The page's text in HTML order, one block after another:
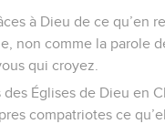
à Dieu de ce qu’en
non comme la parole
qui croyez.
Églises de Dieu en
compatriotes ce